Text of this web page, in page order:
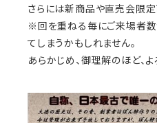
さらには新商品や直売会限
※回を重ねる毎にご来場者数
てしまうかもしれません。
あらかじめ、御理解のほど、